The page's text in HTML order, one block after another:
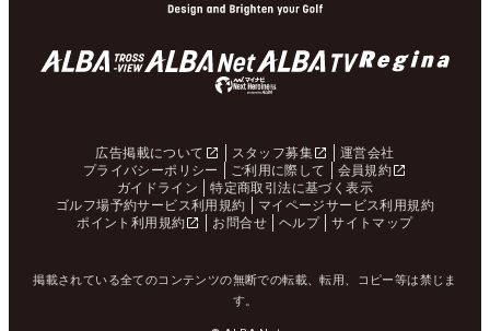
広告掲載について スタッフ募集
運営会社
プライバシーポリシー
ご利用に際して
会員規約
ガイドライン
特定商取引法に基づく表示
ゴルフ場予約サービス利用規約
マイページサービス利用規約
ポイント利用規約
お問合せ ヘルプ サイトマップ
掲載されている全てのコンテンツの無断での転載、転用、コピー等は禁じま
す。